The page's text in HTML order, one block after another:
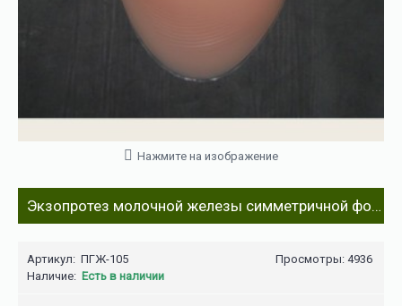
Нажмите на изображение
Экзопротез молочной железы симметричной формы (облегченная модель) ПГЖ-105
Просмотры: 4936
Артикул: ПГЖ-105
Наличие: Есть в наличии